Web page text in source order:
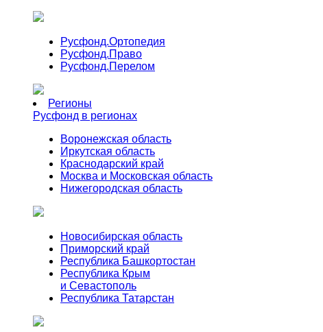
Русфонд.Ортопедия
Русфонд.Право
Русфонд.Перелом
Регионы
Русфонд в регионах
Воронежская область
Иркутская область
Краснодарский край
Москва и Московская область
Нижегородская область
Новосибирская область
Приморский край
Республика Башкортостан
Республика Крым
и Севастополь
Республика Татарстан